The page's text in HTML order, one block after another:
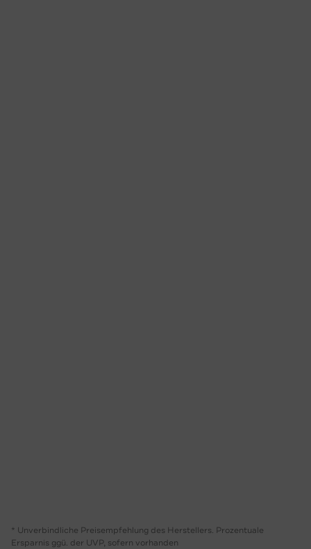
* Unverbindliche Preisempfehlung des Herstellers. Prozentuale
Ersparnis ggü. der UVP, sofern vorhanden